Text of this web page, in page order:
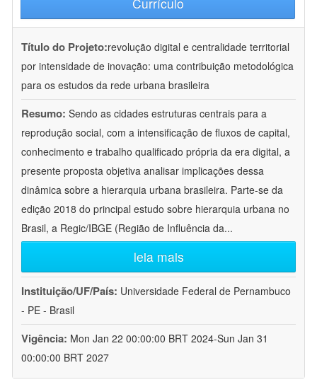
Título do Projeto:revolução digital e centralidade territorial
por intensidade de inovação: uma contribuição metodológica
para os estudos da rede urbana brasileira
Resumo: Sendo as cidades estruturas centrais para a
reprodução social, com a intensificação de fluxos de capital,
conhecimento e trabalho qualificado própria da era digital, a
presente proposta objetiva analisar implicações dessa
dinâmica sobre a hierarquia urbana brasileira. Parte-se da
edição 2018 do principal estudo sobre hierarquia urbana no
Brasil, a Regic/IBGE (Região de Influência da...
leia mais
Instituição/UF/País: Universidade Federal de Pernambuco
- PE - Brasil
Vigência: Mon Jan 22 00:00:00 BRT 2024-Sun Jan 31
00:00:00 BRT 2027